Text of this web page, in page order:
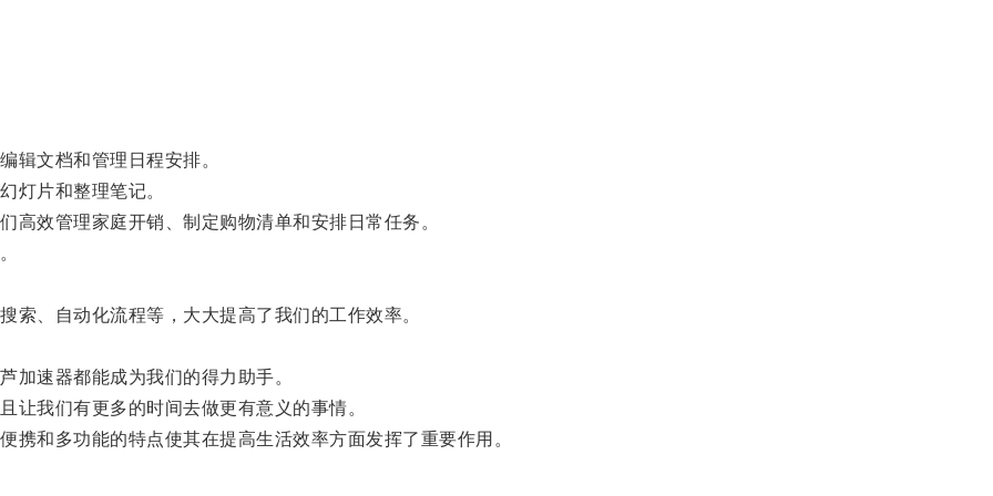
文档和管理日程安排。
片和整理笔记。
效管理家庭开销、制定购物清单和安排日常任务。
、自动化流程等，大大提高了我们的工作效率。
速器都能成为我们的得力助手。
我们有更多的时间去做更有意义的事情。
和多功能的特点使其在提高生活效率方面发挥了重要作用。